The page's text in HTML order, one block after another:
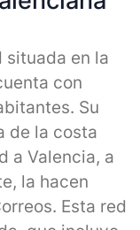
situada en la
con
Su
de la costa
a Valencia, a
la hacen
Esta red